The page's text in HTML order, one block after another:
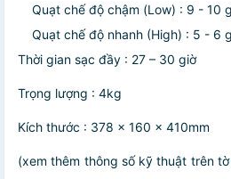
Quạt chế độ chậm (Low) : 9 - 10
Quạt chế độ nhanh (High) : 5 - 6
Thời gian sạc đầy : 27 – 30 giờ
Trọng lượng : 4kg
Kích thước : 378 x 160 x 410mm
(xem thêm thông số kỹ thuật trên